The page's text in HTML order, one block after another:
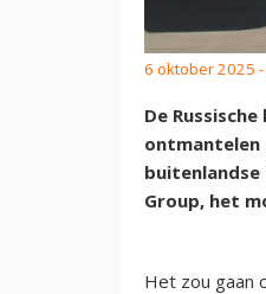
6 oktober 2025
De
ontmantelen
Group, het
Het zou gaan